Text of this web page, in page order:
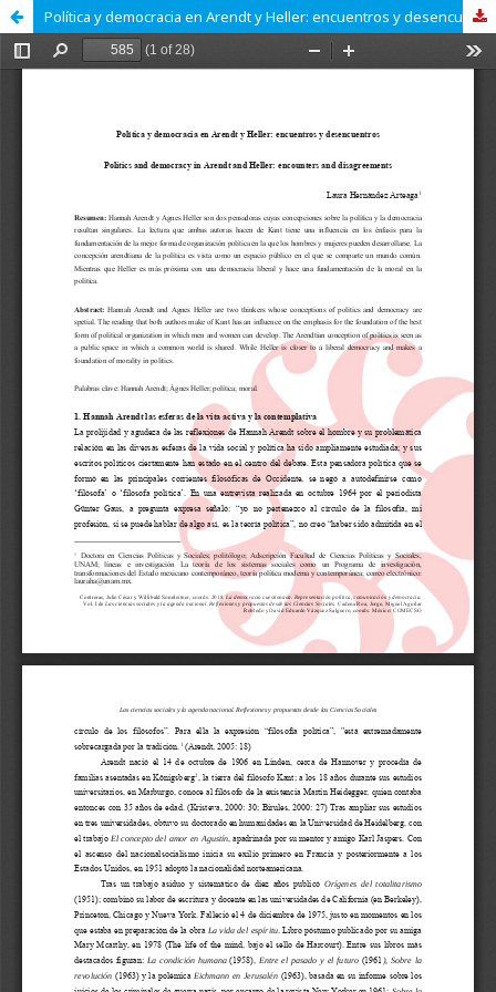
Política y democracia en Arendt y Heller: encuentros y desencuentros